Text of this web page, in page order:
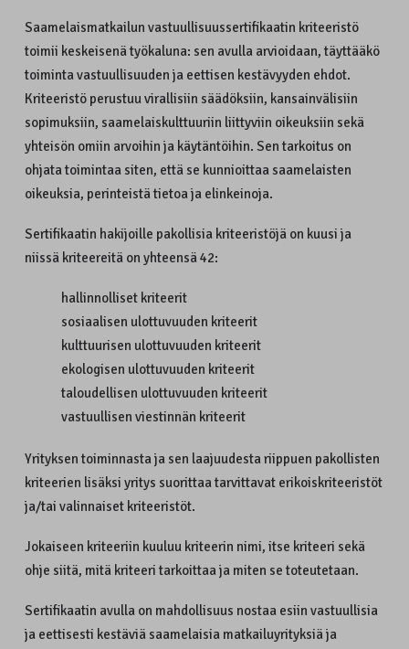
Saamelaismatkailun vastuullisuussertifikaatin kriteeristö
toimii keskeisenä työkaluna: sen avulla arvioidaan, täyttääkö
toiminta vastuullisuuden ja eettisen kestävyyden ehdot.
Kriteeristö perustuu virallisiin säädöksiin, kansainvälisiin
sopimuksiin, saamelaiskulttuuriin liittyviin oikeuksiin sekä
yhteisön omiin arvoihin ja käytäntöihin. Sen tarkoitus on
ohjata toimintaa siten, että se kunnioittaa saamelaisten
oikeuksia, perinteistä tietoa ja elinkeinoja.
Sertifikaatin hakijoille pakollisia kriteeristöjä on kuusi ja
niissä kriteereitä on yhteensä 42:
hallinnolliset kriteerit
sosiaalisen ulottuvuuden kriteerit
kulttuurisen ulottuvuuden kriteerit
ekologisen ulottuvuuden kriteerit
taloudellisen ulottuvuuden kriteerit
vastuullisen viestinnän kriteerit
Yrityksen toiminnasta ja sen laajuudesta riippuen pakollisten
kriteerien lisäksi yritys suorittaa tarvittavat erikoiskriteeristöt
ja/tai valinnaiset kriteeristöt.
Jokaiseen kriteeriin kuuluu kriteerin nimi, itse kriteeri sekä
ohje siitä, mitä kriteeri tarkoittaa ja miten se toteutetaan.
Sertifikaatin avulla on mahdollisuus nostaa esiin vastuullisia
ja eettisesti kestäviä saamelaisia matkailuyrityksiä ja